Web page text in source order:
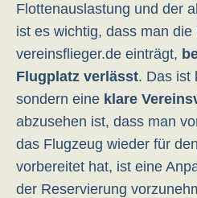
Flottenauslastung und der
ist es wichtig, dass man die
vereinsflieger.de einträgt,
Flugplatz verlässt. Das ist
sondern eine klare
abzusehen ist, dass man
das Flugzeug wieder für
vorbereitet hat, ist eine
der Reservierung